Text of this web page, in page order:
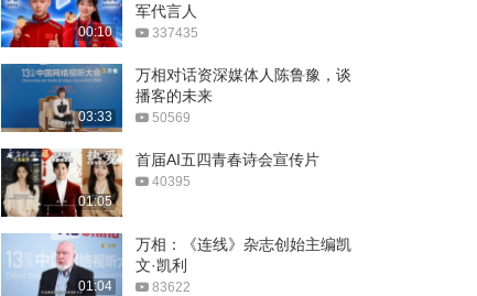
02:39
壁贝推动建材行业高质量发
25:47
《中国当代画家》王西京
02:50
【最强副业】失业后在家无
00:10
军代言人
337435
03:33
万相对话资深媒体人陈鲁豫，谈
播客的未来
50569
01:05
首届AI五四青春诗会宣传片
40395
01:04
万相：《连线》杂志创始主编凯
文·凯利
83622